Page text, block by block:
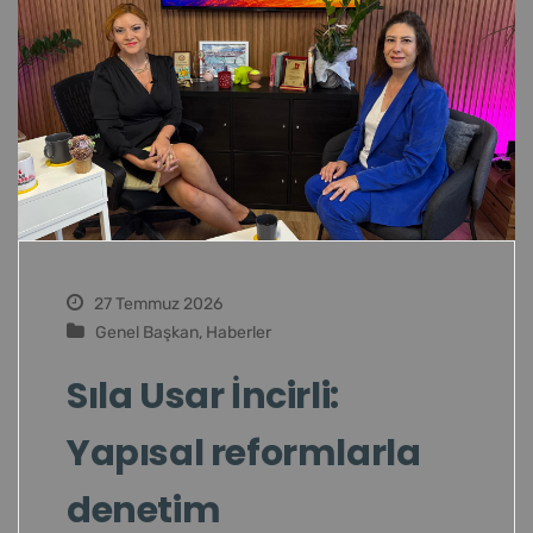
27 Temmuz 2026
Genel Başkan, Haberler
Sıla Usar İncirli:
Yapısal reformlarla
denetim